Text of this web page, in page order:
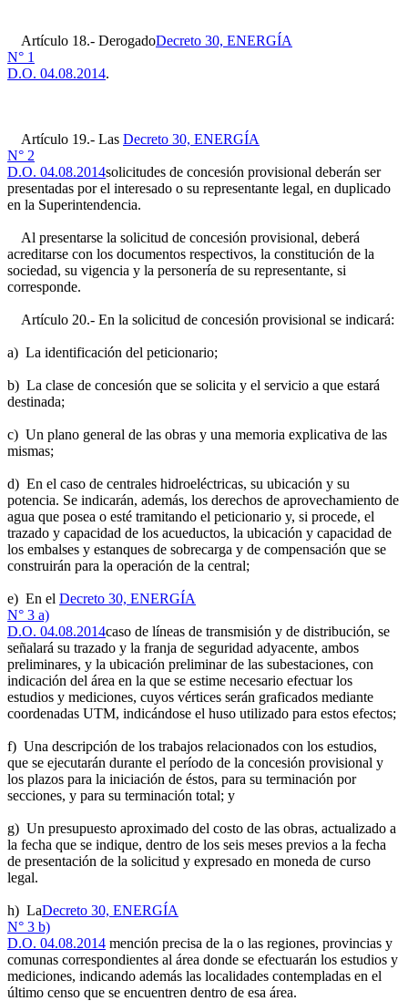
Artículo 18.- DerogadoDecreto 30, ENERGÍA
N° 1
D.O. 04.08.2014.
Artículo 19.- Las Decreto 30, ENERGÍA
N° 2
D.O. 04.08.2014solicitudes de concesión provisional deberán ser
presentadas por el interesado o su representante legal, en duplicado
en la Superintendencia.
Al presentarse la solicitud de concesión provisional, deberá
acreditarse con los documentos respectivos, la constitución de la
sociedad, su vigencia y la personería de su representante, si
corresponde.
Artículo 20.- En la solicitud de concesión provisional se indicará:
a) La identificación del peticionario;
b) La clase de concesión que se solicita y el servicio a que estará
destinada;
c) Un plano general de las obras y una memoria explicativa de las
mismas;
d) En el caso de centrales hidroeléctricas, su ubicación y su
potencia. Se indicarán, además, los derechos de aprovechamiento de
agua que posea o esté tramitando el peticionario y, si procede, el
trazado y capacidad de los acueductos, la ubicación y capacidad de
los embalses y estanques de sobrecarga y de compensación que se
construirán para la operación de la central;
e) En el Decreto 30, ENERGÍA
N° 3 a)
D.O. 04.08.2014caso de líneas de transmisión y de distribución, se
señalará su trazado y la franja de seguridad adyacente, ambos
preliminares, y la ubicación preliminar de las subestaciones, con
indicación del área en la que se estime necesario efectuar los
estudios y mediciones, cuyos vértices serán graficados mediante
coordenadas UTM, indicándose el huso utilizado para estos efectos;
f) Una descripción de los trabajos relacionados con los estudios,
que se ejecutarán durante el período de la concesión provisional y
los plazos para la iniciación de éstos, para su terminación por
secciones, y para su terminación total; y
g) Un presupuesto aproximado del costo de las obras, actualizado a
la fecha que se indique, dentro de los seis meses previos a la fecha
de presentación de la solicitud y expresado en moneda de curso
legal.
h) LaDecreto 30, ENERGÍA
N° 3 b)
D.O. 04.08.2014 mención precisa de la o las regiones, provincias y
comunas correspondientes al área donde se efectuarán los estudios y
mediciones, indicando además las localidades contempladas en el
último censo que se encuentren dentro de esa área.